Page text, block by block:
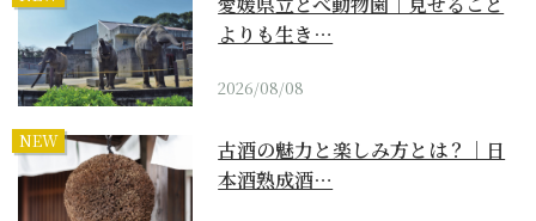
よりも生き…
2026/08/08
NEW
古酒の魅力と楽しみ方とは？｜日
本酒熟成酒…